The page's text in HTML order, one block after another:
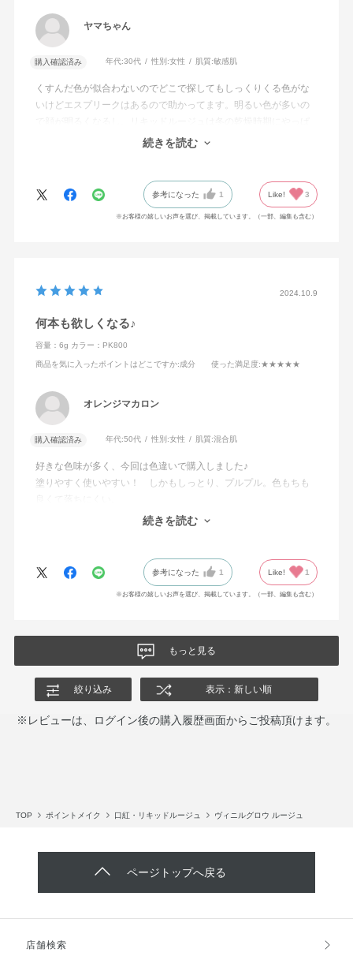
ヤマちゃん
購入確認済み 年代:30代 性別:女性 肌質:敏感肌
くすんだ色が似合わないのでどこで探してもしっくりくる色がな
いけどエスプリークはあるので助かってます。明るい色が多いの
りいい！小さいからポーチにおさまるのでトータル的にみていい
続きを読む
参考になった 1 Like! 3
※お客様の嬉しいお声を選び、掲載しています。（一部、編集も含む）
2024.10.9
何本も欲しくなる♪
容量：6g カラー：PK800
商品を気に入ったポイントはどこですか:成分 使った満足度:★★★★★
オレンジマカロン
購入確認済み 年代:50代 性別:女性 肌質:混合肌
好きな色味が多く、今回は色違いで購入しました♪
塗りやすく使いやすい！ しかもしっとり、プルプル。色もちも
マスクをしてても、外した時に美しさが持続しててすごいです！
続きを読む
参考になった 1 Like! 1
※お客様の嬉しいお声を選び、掲載しています。（一部、編集も含む）
もっと見る
絞り込み 表示：新しい順
※レビューは、ログイン後の購入履歴画面からご投稿頂けます。
TOP ポイントメイク 口紅・リキッドルージュ ヴィニルグロウ ルージュ
ページトップへ戻る
店舗検索